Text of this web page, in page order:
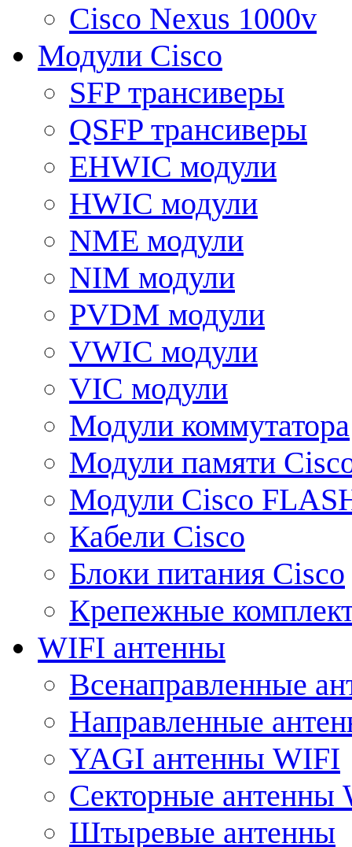
Cisco Nexus 1000v
Модули Cisco
SFP трансиверы
QSFP трансиверы
EHWIC модули
HWIC модули
NME модули
NIM модули
PVDM модули
VWIC модули
VIC модули
Модули коммутатора
Модули памяти
Модули Cisco
Кабели Cisco
Блоки питания Cisco
Крепежные
WIFI антенны
Всенаправленные
Направленные
YAGI антенны WIFI
Секторные антенны
Штыревые антенны